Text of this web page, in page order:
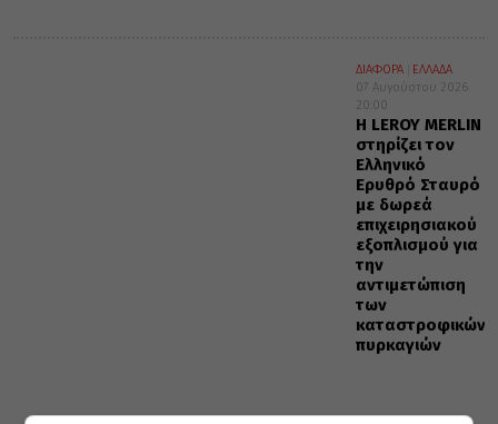
ΔΙΑΦΟΡΑ
ΕΛΛΑΔΑ
07 Αυγούστου 2026
20:00
Η LEROY MERLIN
στηρίζει τον
Ελληνικό
Ερυθρό Σταυρό
με δωρεά
επιχειρησιακού
εξοπλισμού για
την
αντιμετώπιση
των
καταστροφικών
πυρκαγιών